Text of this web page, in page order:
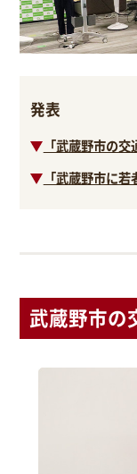
発表
「武蔵野市の
「武蔵野市に
武蔵野市の